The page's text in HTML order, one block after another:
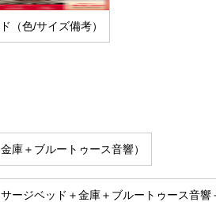
（色/サイズ備考）
庫＋ブルートゥース音響）
ージベッド＋金庫＋ブルートゥース音